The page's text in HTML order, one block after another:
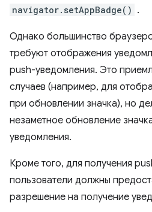
navigator.setAppBadge() .
Однако большинство
требуют отображения
push-уведомления. Это
случаев (например, для
при обновлении значка), но
незаметное обновление
уведомления.
Кроме того, для получения
пользователи должны
разрешение на получение